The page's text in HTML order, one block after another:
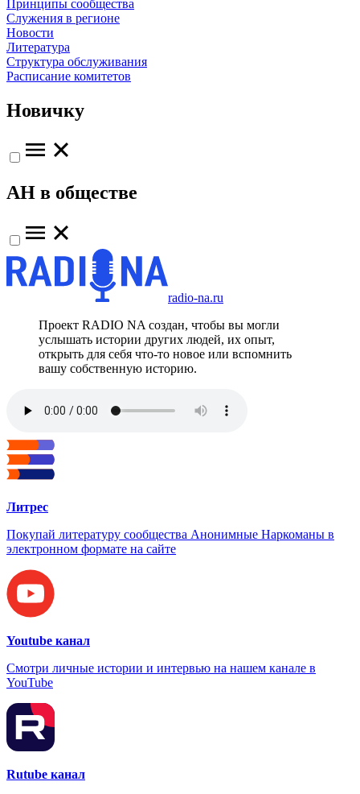
Принципы сообщества
Служения в регионе
Новости
Литература
Структура обслуживания
Расписание комитетов
Новичку
АН в обществе
radio-na.ru
Проект RADIO NA создан, чтобы вы могли
услышать истории других людей, их опыт,
открыть для себя что-то новое или вспомнить
вашу собственную историю.
Литрес
Покупай литературу сообщества Анонимные Наркоманы в
электронном формате на сайте
Youtube канал
Смотри личные истории и интервью на нашем канале в
YouTube
Rutube канал